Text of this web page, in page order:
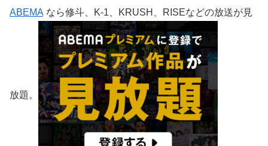
ABEMA なら修斗、K-1、KRUSH、RISEなどの放送が見
放題。